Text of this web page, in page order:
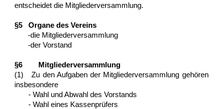
entscheidet die Mitgliederversammlung.
§5 Organe des Vereins
-die Mitgliederversammlung
-der Vorstand
§6 Mitgliederversammlung
(1) Zu den Aufgaben der Mitgliederversammlung gehören
insbesondere
- Wahl und Abwahl des Vorstands
- Wahl eines Kassenprüfers